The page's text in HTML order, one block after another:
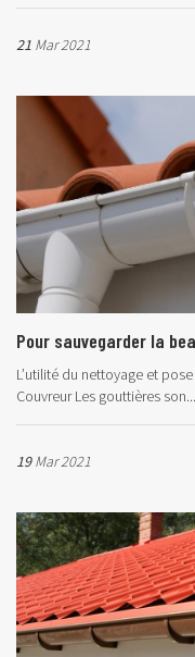
21 Mar 2021
Pour sauvegarder la
L’utilité du nettoyage et
Couvreur Les gouttières son...
19Mar 2021